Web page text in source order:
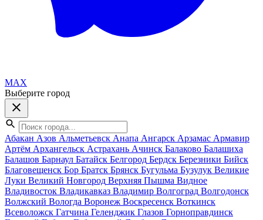
MAX
Выберите город
Абакан Азов Альметьевск Анапа Ангарск Арзамас Армавир
Артём Архангельск Астрахань Ачинск Балаково Балашиха
Балашов Барнаул Батайск Белгород Бердск Березники Бийск
Благовещенск Бор Братск Брянск Бугульма Бузулук Великие
Луки Великий Новгород Верхняя Пышма Видное
Владивосток Владикавказ Владимир Волгоград Волгодонск
Волжский Вологда Воронеж Воскресенск Воткинск
Всеволожск Гатчина Геленджик Глазов Горноправдинск